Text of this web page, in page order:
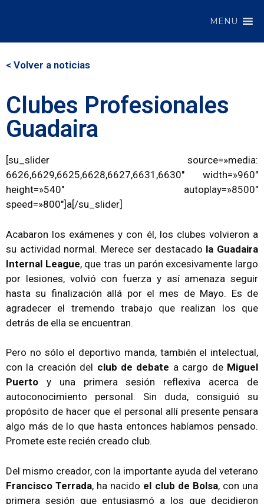
MENU
< Volver a noticias
Clubes Profesionales
Guadaira
[su_slider source=»media:
6626,6629,6625,6628,6627,6631,6630″ width=»960″
height=»540″ autoplay=»8500″
speed=»800″]a[/su_slider]
Acabaron los exámenes y con él, los clubes volvieron a
su actividad normal. Merece ser destacado la Guadaira
Internal League, que tras un parón excesivamente largo
por lesiones, volvió con fuerza y así amenaza seguir
hasta su finalización allá por el mes de Mayo. Es de
agradecer el tremendo trabajo que realizan los que
detrás de ella se encuentran.
Pero no sólo el deportivo manda, también el intelectual,
con la creación del club de debate a cargo de Miguel
Puerto y una primera sesión reflexiva acerca de
autoconocimiento personal. Sin duda, consiguió su
propósito de hacer que el personal allí presente pensara
algo más de lo que hasta entonces habíamos pensado.
Promete este recién creado club.
Del mismo creador, con la importante ayuda del veterano
Francisco Terrada, ha nacido el club de Bolsa, con una
primera sesión que entusiasmó a los que decidieron